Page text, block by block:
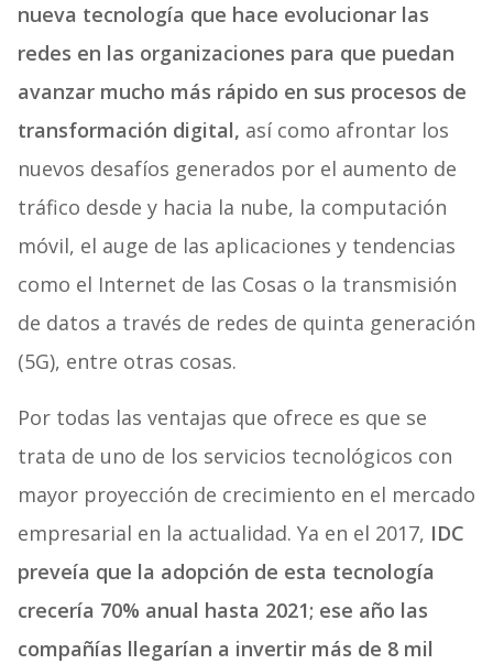
nueva tecnología que hace evolucionar las
redes en las organizaciones para que puedan
avanzar mucho más rápido en sus procesos de
transformación digital, así como afrontar los
nuevos desafíos generados por el aumento de
tráfico desde y hacia la nube, la computación
móvil, el auge de las aplicaciones y tendencias
como el Internet de las Cosas o la transmisión
de datos a través de redes de quinta generación
(5G), entre otras cosas.
Por todas las ventajas que ofrece es que se
trata de uno de los servicios tecnológicos con
mayor proyección de crecimiento en el mercado
empresarial en la actualidad. Ya en el 2017, IDC
preveía que la adopción de esta tecnología
crecería 70% anual hasta 2021; ese año las
compañías llegarían a invertir más de 8 mil